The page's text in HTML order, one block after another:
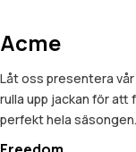
Acme
Låt oss presentera
rulla upp jackan för
perfekt hela